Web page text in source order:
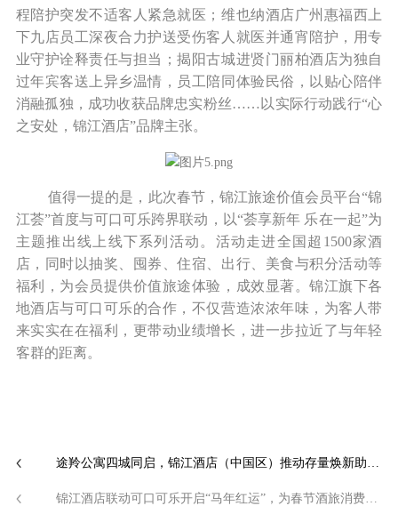
程陪护突发不适客人紧急就医；维也纳酒店广州惠福西上
下九店员工深夜合力护送受伤客人就医并通宵陪护，用专
业守护诠释责任与担当；揭阳古城进贤门丽柏酒店为独自
过年宾客送上异乡温情，员工陪同体验民俗，以贴心陪伴
消融孤独，成功收获品牌忠实粉丝……以实际行动践行“心
之安处，锦江酒店”品牌主张。
值得一提的是，此次春节，锦江旅途价值会员平台“锦
江荟”首度与可口可乐跨界联动，以“荟享新年 乐在一起”为
主题推出线上线下系列活动。活动走进全国超1500家酒
店，同时以抽奖、囤券、住宿、出行、美食与积分活动等
福利，为会员提供价值旅途体验，成效显著。锦江旗下各
地酒店与可口可乐的合作，不仅营造浓浓年味，为客人带
来实实在在福利，更带动业绩增长，进一步拉近了与年轻
客群的距离。
途羚公寓四城同启，锦江酒店（中国区）推动存量焕新助力企业员工“住有优居”
锦江酒店联动可口可乐开启“马年红运”，为春节酒旅消费注入新活力